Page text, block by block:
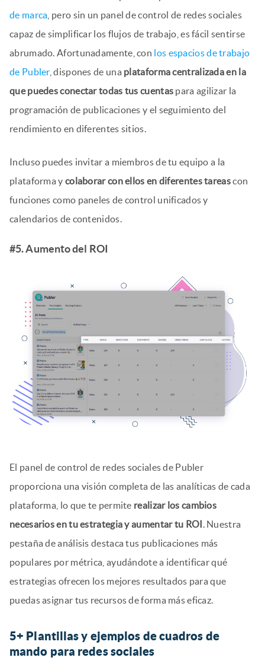
de marca , pero sin un panel de control de redes sociales
capaz de simplificar los flujos de trabajo, es fácil sentirse
abrumado. Afortunadamente, con los espacios de trabajo
de Publer, dispones de una plataforma centralizada en la
que puedes conectar todas tus cuentas para agilizar la
programación de publicaciones y el seguimiento del
rendimiento en diferentes sitios.
Incluso puedes invitar a miembros de tu equipo a la
plataforma y colaborar con ellos en diferentes tareascon
funciones como paneles de control unificados y
calendarios de contenidos.
#5. Aumento del ROI
El panel de control de redes sociales de Publer
proporciona una visión completa de las analíticas de cada
plataforma, lo que te permite realizar los cambios
necesarios en tu estrategia y aumentar tu ROI. Nuestra
pestaña de análisis destaca tus publicaciones más
populares por métrica, ayudándote a identificar qué
estrategias ofrecen los mejores resultados para que
puedas asignar tus recursos de forma más eficaz.
5+ Plantillas y ejemplos de cuadros de
mando para redes sociales